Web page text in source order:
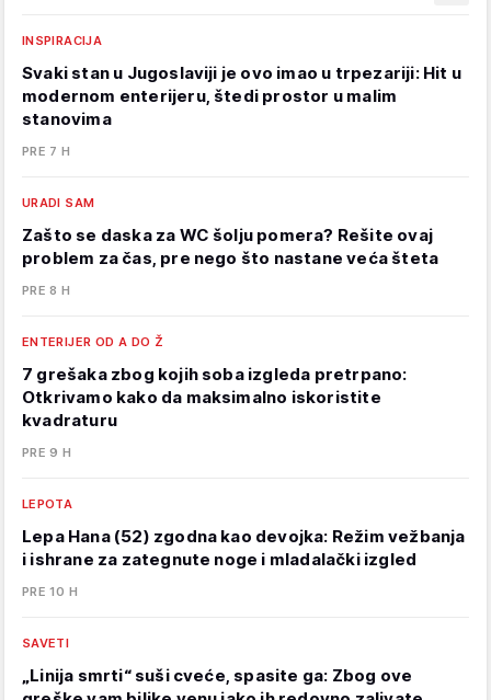
INSPIRACIJA
Svaki stan u Jugoslaviji je ovo imao u trpezariji: Hit u
modernom enterijeru, štedi prostor u malim
stanovima
PRE 7 H
URADI SAM
Zašto se daska za WC šolju pomera? Rešite ovaj
problem za čas, pre nego što nastane veća šteta
PRE 8 H
ENTERIJER OD A DO Ž
7 grešaka zbog kojih soba izgleda pretrpano:
Otkrivamo kako da maksimalno iskoristite
kvadraturu
PRE 9 H
LEPOTA
Lepa Hana (52) zgodna kao devojka: Režim vežbanja
i ishrane za zategnute noge i mladalački izgled
PRE 10 H
SAVETI
„Linija smrti“ suši cveće, spasite ga: Zbog ove